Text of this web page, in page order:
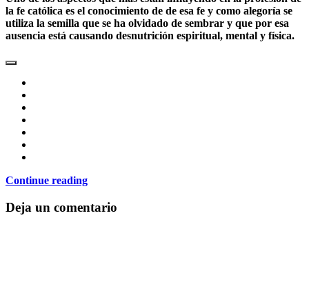
la fe católica es el conocimiento de de esa fe y como alegoría se
utiliza la semilla que se ha olvidado de sembrar y que por esa
ausencia está causando desnutrición espiritual, mental y física.
Continue reading
Deja un comentario